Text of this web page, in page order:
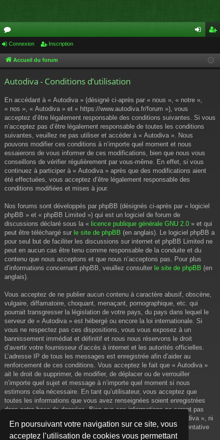
En poursuivant votre navigation sur ce site, vous
acceptez l’utilisation de cookies vous permettant
or
u cri
Connexion Inscription
Accueil du forum
Autodiva - Conditions d’utilisation
En accédant à « Autodiva » (désigné ci-après par « nous », « notre »,
« nos », « Autodiva » et « https://www.autodiva.fr/forum »), vous
acceptez d’être légalement responsable des conditions suivantes. Si vous
n’acceptez pas d’être légalement responsable de toutes les conditions
suivantes, veuillez ne pas utiliser et accéder à « Autodiva ». Nous
pouvons modifier ces conditions à n’importe quel moment et nous
essaierons de vous informer de ces modifications, bien que nous vous
conseillons de vérifier régulièrement par vous-même. En effet, si vous
continuez à participer à « Autodiva » après que des modifications aient
été effectuées, vous acceptez d’être légalement responsable des
conditions modifiées et mises à jour.
Nos forums sont développés par phpBB (désignés ci-après par « logiciel
phpBB » et « phpBB Limited ») qui est un logiciel de forum de
discussions déclaré sous la « licence publique générale GNU 2.0 » et qui
peut être téléchargé sur le site de phpBB (en anglais). Le logiciel phpBB a
pour seul but de faciliter les discussions sur internet et phpBB Limited ne
peut en aucun cas être tenu comme responsable de la conduite et du
contenu que nous acceptons et que nous n’acceptons pas. Pour plus
d’informations concernant phpBB, veuillez consulter le site de phpBB (en
anglais).
Vous acceptez de ne publier aucun contenu à caractère abusif, obscène,
vulgaire, diffamatoire, choquant, menaçant, pornographique, etc. qui
pourrait transgresser la législation de votre pays, du pays dans lequel le
serveur de « Autodiva » est hébergé ou encore la loi internationale. Si
vous ne respectez pas ces dispositions, vous vous exposez à un
bannissement immédiat et définitif et nous nous réservons le droit
d’avertir votre fournisseur d’accès à internet et les autorités officielles.
L’adresse IP de tous les messages est enregistrée afin d’aider au
renforcement de ces conditions. Vous acceptez le fait que « Autodiva »
ait le droit de supprimer, de modifier, de déplacer ou de verrouiller
n’importe quel sujet et message à n’importe quel moment si nous
estimons cela nécessaire. En tant qu’utilisateur, vous acceptez que
toutes les informations que vous avez renseignées soient enregistrées
dans notre base de données. Bien que ces informations ne seront pas
diffusées à une tierce partie sans votre consentement, ni « Autodiva », ni
phpBB, ne pourront être tenus comme responsables en cas de tentative
de piratage informatique visant à compromettre vos données.